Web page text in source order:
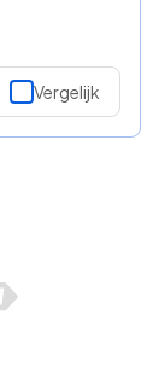
Vergelijk